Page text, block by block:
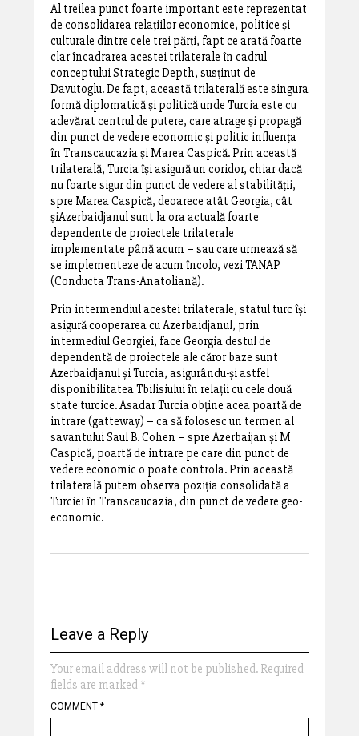
Al treilea punct foarte important este reprezentat
de consolidarea relațiilor economice, politice și
culturale dintre cele trei părți, fapt ce arată foarte
clar încadrarea acestei trilaterale în cadrul
conceptului Strategic Depth, susținut de
Davutoglu. De fapt, această trilaterală este singura
formă diplomatică și politică unde Turcia este cu
adevărat centrul de putere, care atrage și propagă
din punct de vedere economic și politic influența
în Transcaucazia și Marea Caspică. Prin această
trilaterală, Turcia își asigură un coridor, chiar dacă
nu foarte sigur din punct de vedere al stabilității,
spre Marea Caspică, deoarece atât Georgia, cât
șiAzerbaidjanul sunt la ora actuală foarte
dependente de proiectele trilaterale
implementate până acum – sau care urmează să
se implementeze de acum încolo, vezi TANAP
(Conducta Trans-Anatoliană).
Prin intermendiul acestei trilaterale, statul turc își
asigură cooperarea cu Azerbaidjanul, prin
intermediul Georgiei, face Georgia destul de
dependentă de proiectele ale căror baze sunt
Azerbaidjanul și Turcia, asigurându-și astfel
disponibilitatea Tbilisiului în relații cu cele două
state turcice. Asadar Turcia obține acea poartă de
intrare (gatteway) – ca să folosesc un termen al
savantului Saul B. Cohen – spre Azerbaijan și M
Caspică, poartă de intrare pe care din punct de
vedere economic o poate controla. Prin această
trilaterală putem observa poziția consolidată a
Turciei în Transcaucazia, din punct de vedere geo-
economic.
Leave a Reply
Your email address will not be published. Required
fields are marked *
COMMENT *